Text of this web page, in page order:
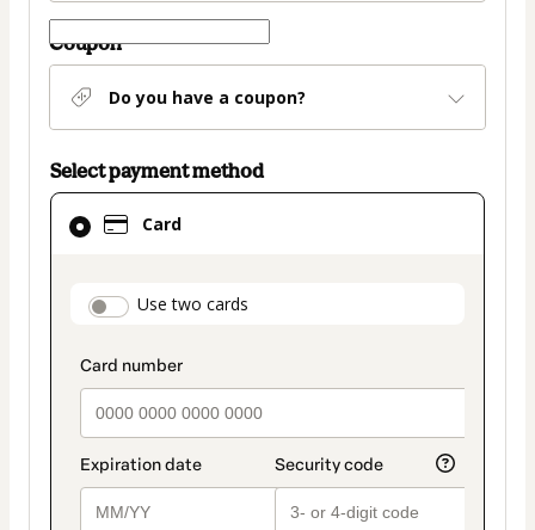
Coupon
Do you have a coupon?
Select payment method
Card
payment_data.section_title_v2
Use two cards
Card
selected
method